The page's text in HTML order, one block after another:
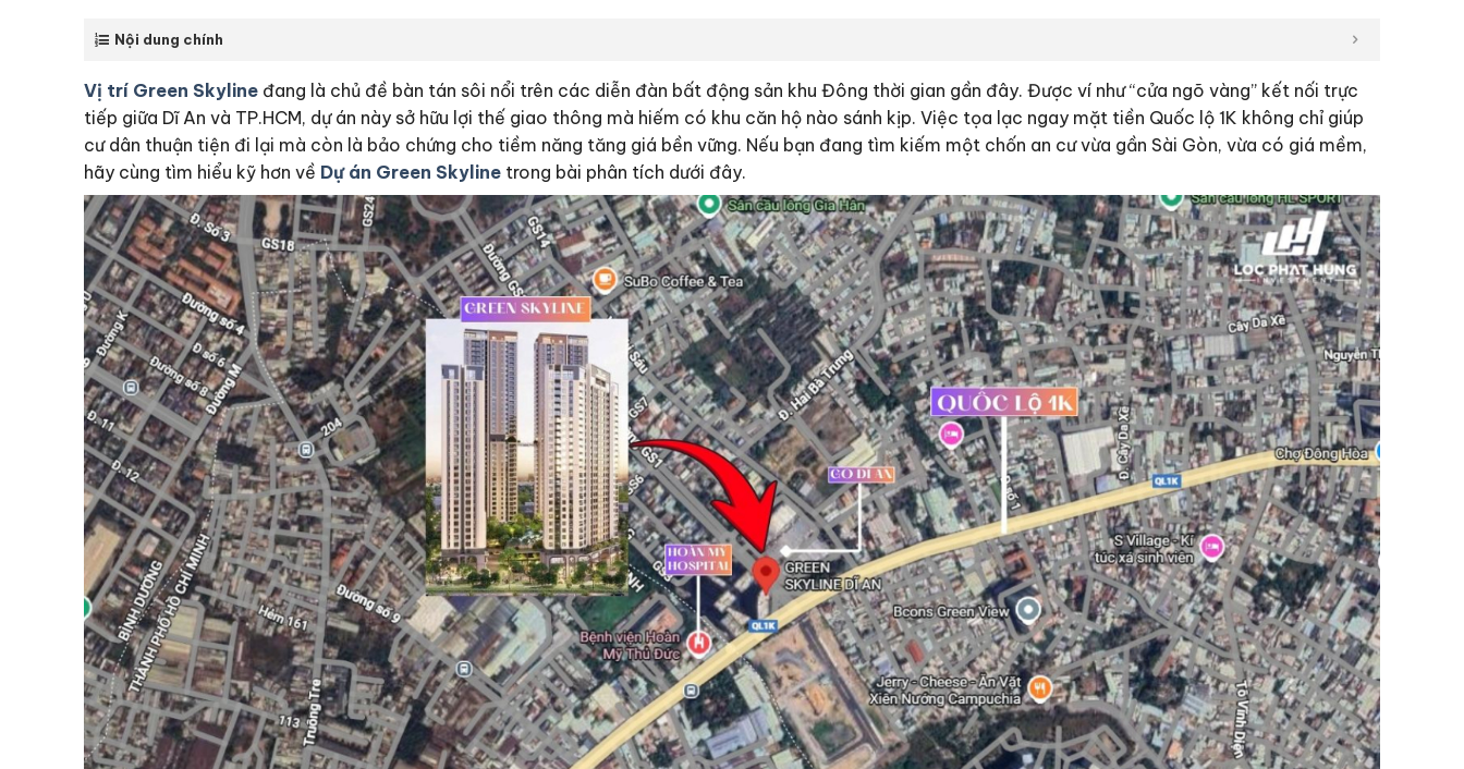
Nội dung chính
Vị trí Green Skyline đang là chủ đề bàn tán sôi nổi trên các diễn đàn bất động sản khu Đông thời gian gần đây. Được ví như “cửa ngõ vàng” kết nối trực
tiếp giữa Dĩ An và TP.HCM, dự án này sở hữu lợi thế giao thông mà hiếm có khu căn hộ nào sánh kịp. Việc tọa lạc ngay mặt tiền Quốc lộ 1K không chỉ giúp
cư dân thuận tiện đi lại mà còn là bảo chứng cho tiềm năng tăng giá bền vững. Nếu bạn đang tìm kiếm một chốn an cư vừa gần Sài Gòn, vừa có giá mềm,
hãy cùng tìm hiểu kỹ hơn về Dự án Green Skyline trong bài phân tích dưới đây.